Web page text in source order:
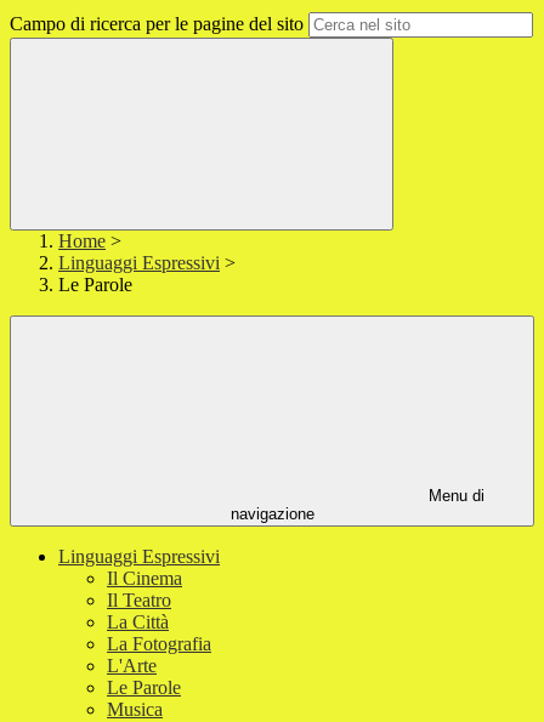
Campo di ricerca per le pagine del sito
Home >
Linguaggi Espressivi >
Le Parole
Menu di
navigazione
Linguaggi Espressivi
Il Cinema
Il Teatro
La Città
La Fotografia
L'Arte
Le Parole
Musica